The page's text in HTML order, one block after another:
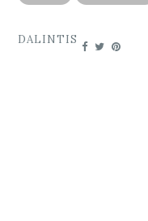
DALINTIS